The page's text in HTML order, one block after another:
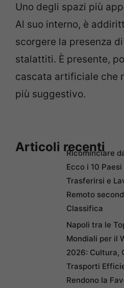
Uno degli spazi più
Al suo interno, è
scorgere la presenza
stalattiti. È presente,
cascata artificiale che
più suggestivo.
Articoli recenti
Ricominciare
Ecco i 10
Trasferirsi e
Remoto
Classifica
Napoli tra le
Mondiali per il
2026: Cultura,
Trasporti
Rendono la